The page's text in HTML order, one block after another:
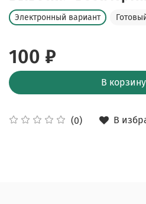
(0) В
Электронный вариант
100 ₽
В корзину